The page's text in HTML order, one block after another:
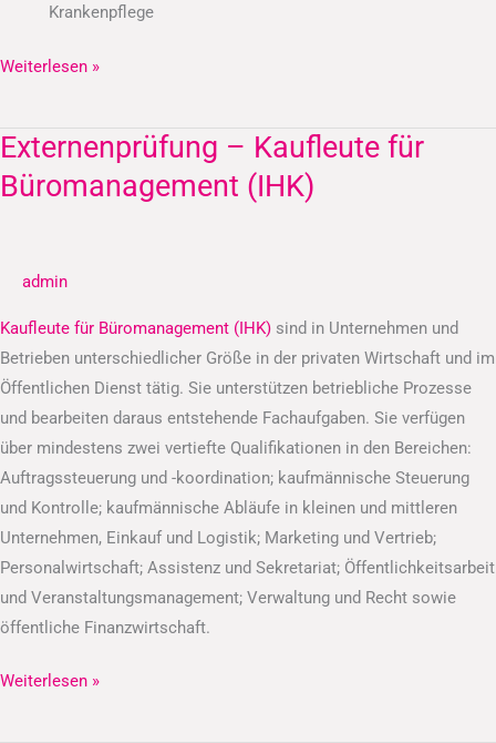
Krankenpflege
Weiterlesen »
Externenprüfung – Kaufleute für
Büromanagement (IHK)
admin
Kaufleute für Büromanagement (IHK) sind in Unternehmen und
Betrieben unterschiedlicher Größe in der privaten Wirtschaft und im
Öffentlichen Dienst tätig. Sie unterstützen betriebliche Prozesse
und bearbeiten daraus entstehende Fachaufgaben. Sie verfügen
über mindestens zwei vertiefte Qualifikationen in den Bereichen:
Auftragssteuerung und -koordination; kaufmännische Steuerung
und Kontrolle; kaufmännische Abläufe in kleinen und mittleren
Unternehmen, Einkauf und Logistik; Marketing und Vertrieb;
Personalwirtschaft; Assistenz und Sekretariat; Öffentlichkeitsarbeit
und Veranstaltungsmanagement; Verwaltung und Recht sowie
öffentliche Finanzwirtschaft.
Externenprüfung
–
Kaufleute
(IHK)
Weiterlesen »